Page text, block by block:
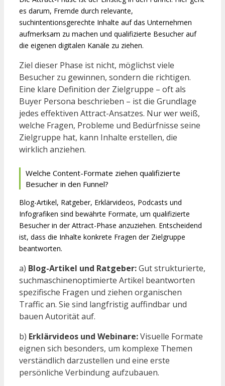
es darum, Fremde durch relevante,
suchintentionsgerechte Inhalte auf das Unternehmen
aufmerksam zu machen und qualifizierte Besucher auf
die eigenen digitalen Kanäle zu ziehen.
Ziel dieser Phase ist nicht, möglichst viele
Besucher zu gewinnen, sondern die richtigen.
Eine klare Definition der Zielgruppe – oft als
Buyer Persona beschrieben – ist die Grundlage
jedes effektiven Attract-Ansatzes. Nur wer weiß,
welche Fragen, Probleme und Bedürfnisse seine
Zielgruppe hat, kann Inhalte erstellen, die
wirklich anziehen.
Welche Content-Formate ziehen qualifizierte
Besucher in den Funnel?
Blog-Artikel, Ratgeber, Erklärvideos, Podcasts und
Infografiken sind bewährte Formate, um qualifizierte
Besucher in der Attract-Phase anzuziehen. Entscheidend
ist, dass die Inhalte konkrete Fragen der Zielgruppe
beantworten.
a) Blog-Artikel und Ratgeber:Gut strukturierte,
suchmaschinenoptimierte Artikel beantworten
spezifische Fragen und ziehen organischen
Traffic an. Sie sind langfristig auffindbar und
bauen Autorität auf.
b) Erklärvideos und Webinare:Visuelle Formate
eignen sich besonders, um komplexe Themen
verständlich darzustellen und eine erste
persönliche Verbindung aufzubauen.